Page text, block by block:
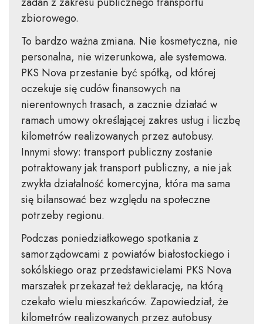
zbiorowego.
To bardzo ważna zmiana. Nie kosmetyczna, nie
personalna, nie wizerunkowa, ale systemowa.
PKS Nova przestanie być spółką, od której
oczekuje się cudów finansowych na
nierentownych trasach, a zacznie działać w
ramach umowy określającej zakres usług i liczbę
kilometrów realizowanych przez autobusy.
Innymi słowy: transport publiczny zostanie
potraktowany jak transport publiczny, a nie jak
zwykła działalność komercyjna, która ma sama
się bilansować bez względu na społeczne
potrzeby regionu.
Podczas poniedziałkowego spotkania z
samorządowcami z powiatów białostockiego i
sokólskiego oraz przedstawicielami PKS Nova
marszałek przekazał też deklarację, na którą
czekało wielu mieszkańców. Zapowiedział, że
kilometrów realizowanych przez autobusy